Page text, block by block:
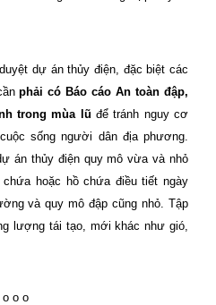
dự án thủy điện, đặc biệt các
phải có Báo cáo An toàn đập,
trong mùa lũ để tránh nguy cơ
sống người dân địa phương.
án thủy điện quy mô vừa và nhỏ
hoặc hồ chứa điều tiết ngày
và quy mô đập cũng nhỏ. Tập
lượng tái tạo, mới khác như gió,
o o o